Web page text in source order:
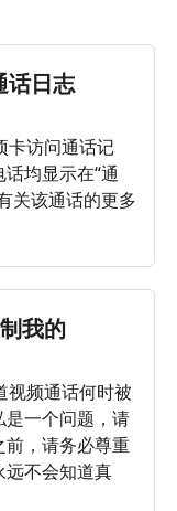
日志
卡访问通话记
均显示在“通
关该通话的更多
我的
频通话何时被
一个问题，请
，请务必尊重
远不会知道真